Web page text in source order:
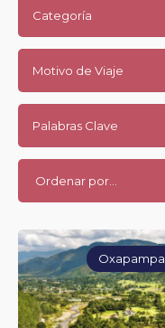
Categoría
Motivo de Viaje
Palabras Clave
Oxapampa